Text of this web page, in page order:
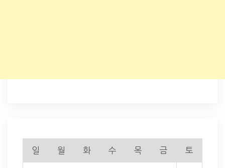
일 월 화 수 목 금 토